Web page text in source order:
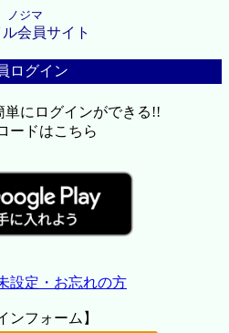
ノジマ
会員サイト
ログイン
単にログインができる!!
ードはこちら
設定・お忘れの方
ンフォーム】